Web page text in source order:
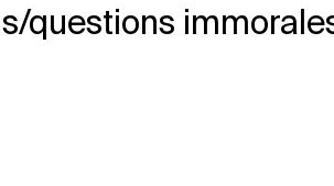
questions